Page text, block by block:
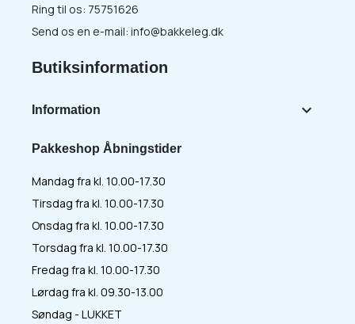
Pakkeshop Åbningstider
Mandag fra kl. 10.00-17.30
Tirsdag fra kl. 10.00-17.30
Onsdag fra kl. 10.00-17.30
Torsdag fra kl. 10.00-17.30
Fredag fra kl. 10.00-17.30
Lørdag fra kl. 09.30-13.00
Søndag - LUKKET
Ring til os: 75751626
Send os en e-mail: info@bakkeleg.dk
Butiksinformation
Information 